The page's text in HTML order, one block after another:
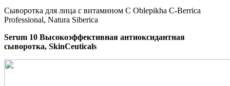
Сыворотка для лица с витамином C Oblepikha С-Berrica
Professional, Natura Siberica
Serum 10 Высокоэффективная антиоксидантная
сыворотка, SkinCeuticals